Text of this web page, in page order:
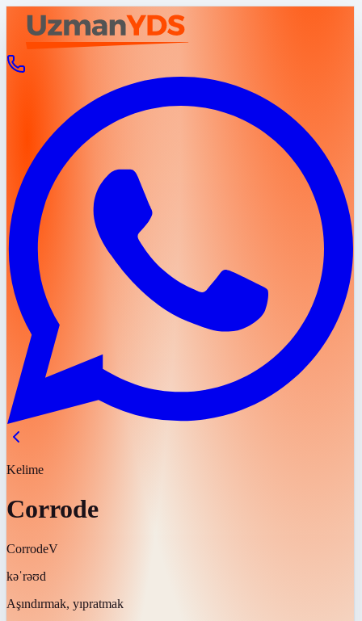
Kelime
Corrode
CorrodeV
kəˈrəʊd
Aşındırmak, yıpratmak